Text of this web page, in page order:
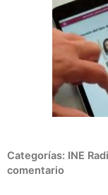
Categorías: INE
comentario